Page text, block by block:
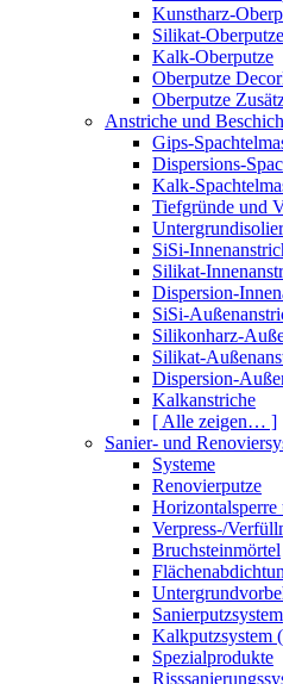
Kunstharz-
Silikat-Oberputze
Kalk-Oberputze
Oberputze
Oberputze
Anstriche und
Gips-
Dispersions-
Kalk-
Tiefgründe und
SiSi-
Silikat-
Dispersion-
SiSi-
Silikonharz-
Silikat-
Dispersion-
Kalkanstriche
[ Alle zeigen… ]
Sanier- und
Systeme
Renovierputze
Horizontalsperre
Verpress-/
Bruchsteinmörtel
Sanierputzsystem
Kalkputzsystem
Spezialprodukte